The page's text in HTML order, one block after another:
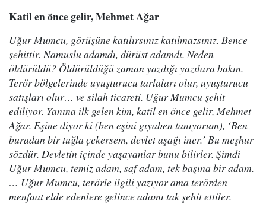
Katil en önce gelir, Mehmet Ağar
Uğur Mumcu, görüşüne katılırsınız katılmazsınız. Bence
şehittir. Namuslu adamdı, dürüst adamdı. Neden
öldürüldü? Öldürüldüğü zaman yazdığı yazılara bakın.
Terör bölgelerinde uyuşturucu tarlaları olur, uyuşturucu
satışları olur… ve silah ticareti. Uğur Mumcu şehit
ediliyor. Yanına ilk gelen kim, katil en önce gelir, Mehmet
Ağar. Eşine diyor ki (ben eşini gıyaben tanıyorum), ‘Ben
buradan bir tuğla çekersem, devlet aşağı iner.’ Bu meşhur
sözdür. Devletin içinde yaşayanlar bunu bilirler. Şimdi
Uğur Mumcu, temiz adam, saf adam, tek başına bir adam.
… Uğur Mumcu, terörle ilgili yazıyor ama terörden
menfaat elde edenlere gelince adamı tak şehit ettiler.